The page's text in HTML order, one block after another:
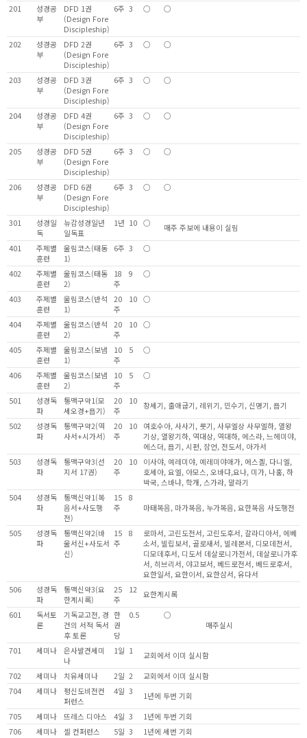
201
성경공
부
DFD 1권
(Design Fore
Discipleship)
6주 3 ○ ○
202
성경공
부
DFD 2권
(Design Fore
Discipleship)
6주 3 ○ ○
203
성경공
부
DFD 3권
(Design Fore
Discipleship)
6주 3 ○ ○
204
성경공
부
DFD 4권
(Design Fore
Discipleship)
6주 3 ○ ○
205
성경공
부
DFD 5권
(Design Fore
Discipleship)
6주 3 ○ ○
206
성경공
부
DFD 6권
(Design Fore
Discipleship)
6주 3 ○ ○
301
성경일
독
뉴감성경일년
일독표
1년 10 ○
매주 주보에 내용이 실림
401
주제별
훈련
울림코스(태동
1)
6주 3 ○
402
주제별
훈련
울림코스(태동
2)
18
주
9 ○
403
주제별
훈련
울림코스(반석
1)
20
주
10 ○
404
주제별
훈련
울림코스(반석
2)
20
주
10 ○
405
주제별
훈련
울림코스(보냄
1)
10
주
5 ○
406
주제별
훈련
울림코스(보냄
2)
10
주
5 ○
501
성경독
파
통맥구약1(모
세오경+욥기)
20
주
10 창세기, 출애굽기, 레위기, 민수기, 신명기, 욥기
502
성경독
파
통맥구약2(역
사서+시가서)
20
주
10
여호수아, 사사기, 룻기, 사무엘상 사무엘하, 열왕
기상, 열왕기하, 역대상, 역대하, 에스라, 느헤미야,
에스더, 욥기, 시편, 잠언, 전도서, 아가서
503
성경독
파
통맥구약3(선
지서 17권)
20
주
10
이사야, 예레미야, 예레미야애가, 에스겔, 다니엘,
호세아, 요엘, 아모스, 오바댜,요나, 미가, 나훔, 하
박국, 스바냐, 학개, 스가랴, 말라기
504
성경독
파
통맥신약1(복
음서+사도행
전)
15
주
8
마태복음, 마가복음, 누가복음, 요한복음 사도행전
505
성경독
파
통맥신약2(바
울서신+사도서
신)
15
주
8
로마서, 고린도전서, 고린도후서, 갈라디아서, 에베
소서, 빌립보서, 골로새서, 빌레몬서, 디모데전서,
디모데후서, 디도서 데살로니가전서, 데살로니가후
서, 히브리서, 야고보서, 베드로전서, 베드로후서,
요한일서, 요한이서, 요한삼서, 유다서
506
성경독
파
통맥신약3(요
한계시록)
25
주
12 요한계시록
601
독서토
론
기독교고전, 경
건의 서적 독서
후 토론
한
권
당
0.5
○
매주실시
701 세미나
은사발견세미
나
1일 1
교회에서 이미 실시함
702
세미나 치유세미나 2일 2
교회에서 이미 실시함
704
세미나
평신도비전컨
퍼런스
4일 3
1년에 두번 기회
705
세미나 뜨레스 디아스 4일 3
1년에 두번 기회
706
세미나 셀 컨퍼런스 5일 3
1년에 세번 기회